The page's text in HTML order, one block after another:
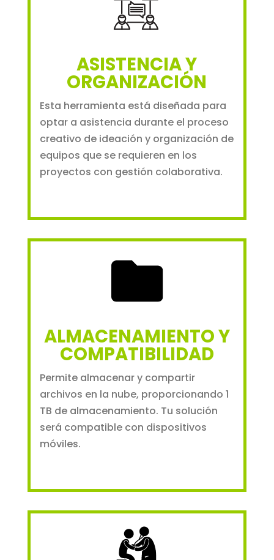
ASISTENCIA Y
ORGANIZACIÓN
Esta herramienta está diseñada para
optar a asistencia durante el proceso
creativo de ideación y organización de
equipos que se requieren en los
proyectos con gestión colaborativa.
ALMACENAMIENTO Y
COMPATIBILIDAD
Permite almacenar y compartir
archivos en la nube, proporcionando 1
TB de almacenamiento. Tu solución
será compatible con dispositivos
móviles.